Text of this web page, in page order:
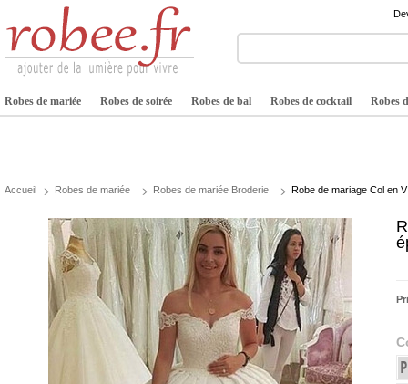
Robes de mariée Robes de soirée Robes de bal Robes de cocktail Robes
Accueil Robes de mariée Robes de mariée Broderie Robe de mariage Col en